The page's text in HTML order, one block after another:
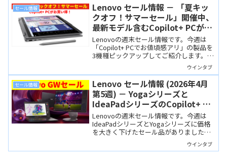
セール情報
Lenovo セール情報 － 「夏キッ
クオフ！サマーセール」開催中、
最新モデル含むCopilot+ PCがお
買い得に！
Lenovoの週末セール情報です。今週は
「Copilot+ PCでお値頃感アリ」の製品を
3機種ピックアップしてご紹介します。な
かでも Yoga 7i 2-in-1 Gen 10は16インチ
サイズの2-in-1 Copilot+ PCで12万円台と
超お買い得！
ウインタブ
セール情報
Lenovo セール情報 (2026年4月
第5週) － Yogaシリーズと
IdeaPadシリーズのCopilot+ PC
にお買い得モデルあり、しかもポ
イント10倍！
Lenovoの週末セール情報です。今週は
IdeaPadシリーズとYogaシリーズに価格
を大きく下げたセール品がありました。
いずれも2026年モデルのCopilot+ PC。ま
た、Legion 5a Gen 11はゲーマーだけで
ウインタブ